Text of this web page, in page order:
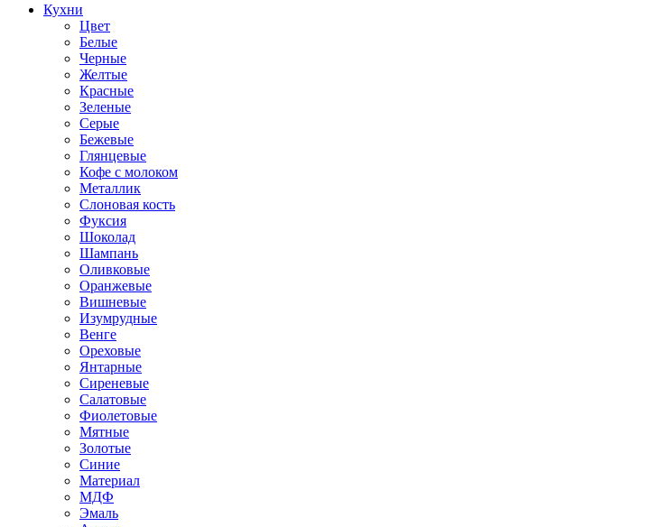
Кухни
Цвет
Белые
Черные
Желтые
Красные
Зеленые
Серые
Бежевые
Глянцевые
Кофе с молоком
Металлик
Слоновая кость
Фуксия
Шоколад
Шампань
Оливковые
Оранжевые
Вишневые
Изумрудные
Венге
Ореховые
Янтарные
Сиреневые
Салатовые
Фиолетовые
Мятные
Золотые
Синие
Материал
МДФ
Эмаль